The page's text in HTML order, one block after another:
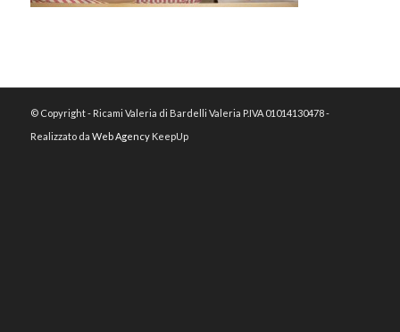
© Copyright - Ricami Valeria di Bardelli Valeria P.IVA 01014130478 -
Realizzato da Web AgencyKeepUp